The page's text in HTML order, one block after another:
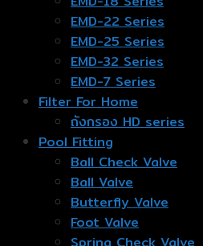
EMD-22 Series
EMD-25 Series
EMD-32 Series
EMD-7 Series
Filter For Home
ถังกรอง HD series
Pool Fitting
Ball Check Valve
Ball Valve
Butterfly Valve
Foot Valve